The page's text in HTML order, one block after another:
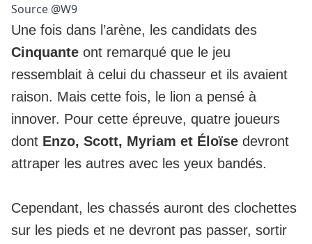
Source @W9
Une fois dans l’arène, les candidats des
Cinquante ont remarqué que le jeu
ressemblait à celui du chasseur et ils avaient
raison. Mais cette fois, le lion a pensé à
innover. Pour cette épreuve, quatre joueurs
dont Enzo, Scott, Myriam et Éloïse devront
attraper les autres avec les yeux bandés.
Cependant, les chassés auront des clochettes
sur les pieds et ne devront pas passer, sortir